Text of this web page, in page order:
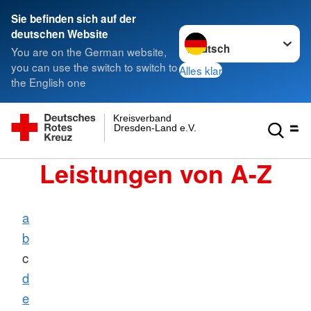
Sie befinden sich auf der
deutschen Website
You are on the German website,
you can use the switch to switch to
the English one
Sprache wechseln zu
Alles klar
Dresden-Land e.V.
Kreisverband
Leistungen von A-Z
a
b
c
d
e